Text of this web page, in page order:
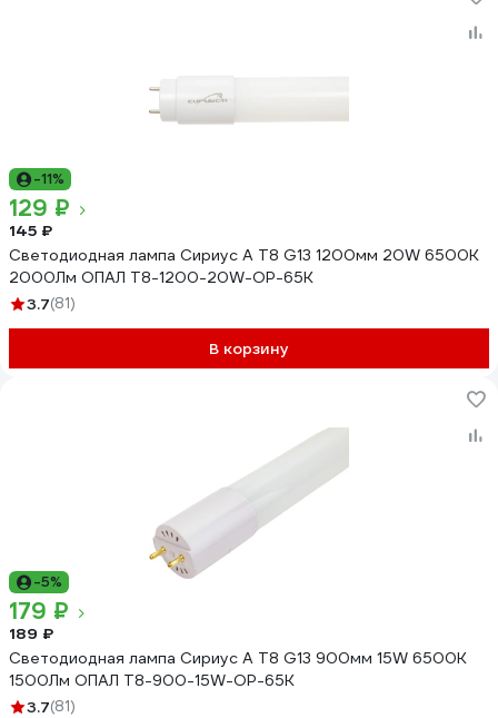
-11%
129 ₽
145 ₽
Светодиодная лампа Сириус А Т8 G13 1200мм 20W 6500К
2000Лм ОПАЛ T8-1200-20W-OP-65K
3.7(81)
В корзину
-5%
179 ₽
189 ₽
Светодиодная лампа Сириус А Т8 G13 900мм 15W 6500К
1500Лм ОПАЛ T8-900-15W-OP-65K
3.7(81)